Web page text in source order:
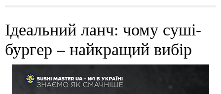
Ідеальний ланч: чому суші-
бургер – найкращий вибір